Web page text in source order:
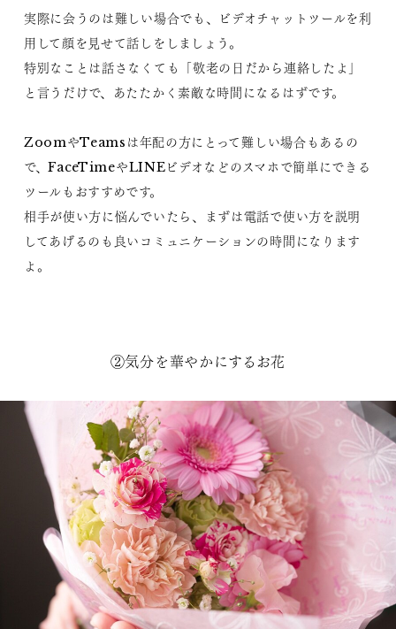
実際に会うのは難しい場合でも、ビデオチャットツールを利
用して顔を見せて話しをしましょう。
特別なことは話さなくても「敬老の日だから連絡したよ」
と言うだけで、あたたかく素敵な時間になるはずです。
ZoomやTeamsは年配の方にとって難しい場合もあるの
で、FaceTimeやLINEビデオなどのスマホで簡単にできる
ツールもおすすめです。
相手が使い方に悩んでいたら、まずは電話で使い方を説明
してあげるのも良いコミュニケーションの時間になります
よ。
②気分を華やかにするお花